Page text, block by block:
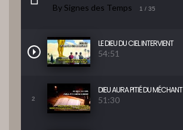
By Signes des Temps 1 / 35
LE DIEU DU CIEL INTERVIENT
54:51
2
DIEU AURA PITIÉ DU MÉCHANT
51:30